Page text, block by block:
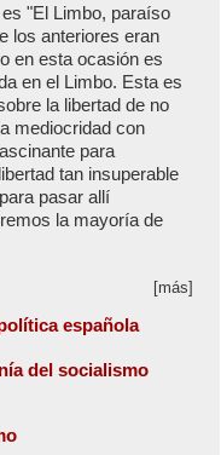
"El Limbo, paraíso
los anteriores eran
en esta ocasión es
en el Limbo. Esta es
la libertad de no
mediocridad con
para
tan insuperable
pasar allí
la mayoría de
[más]
española
del socialismo